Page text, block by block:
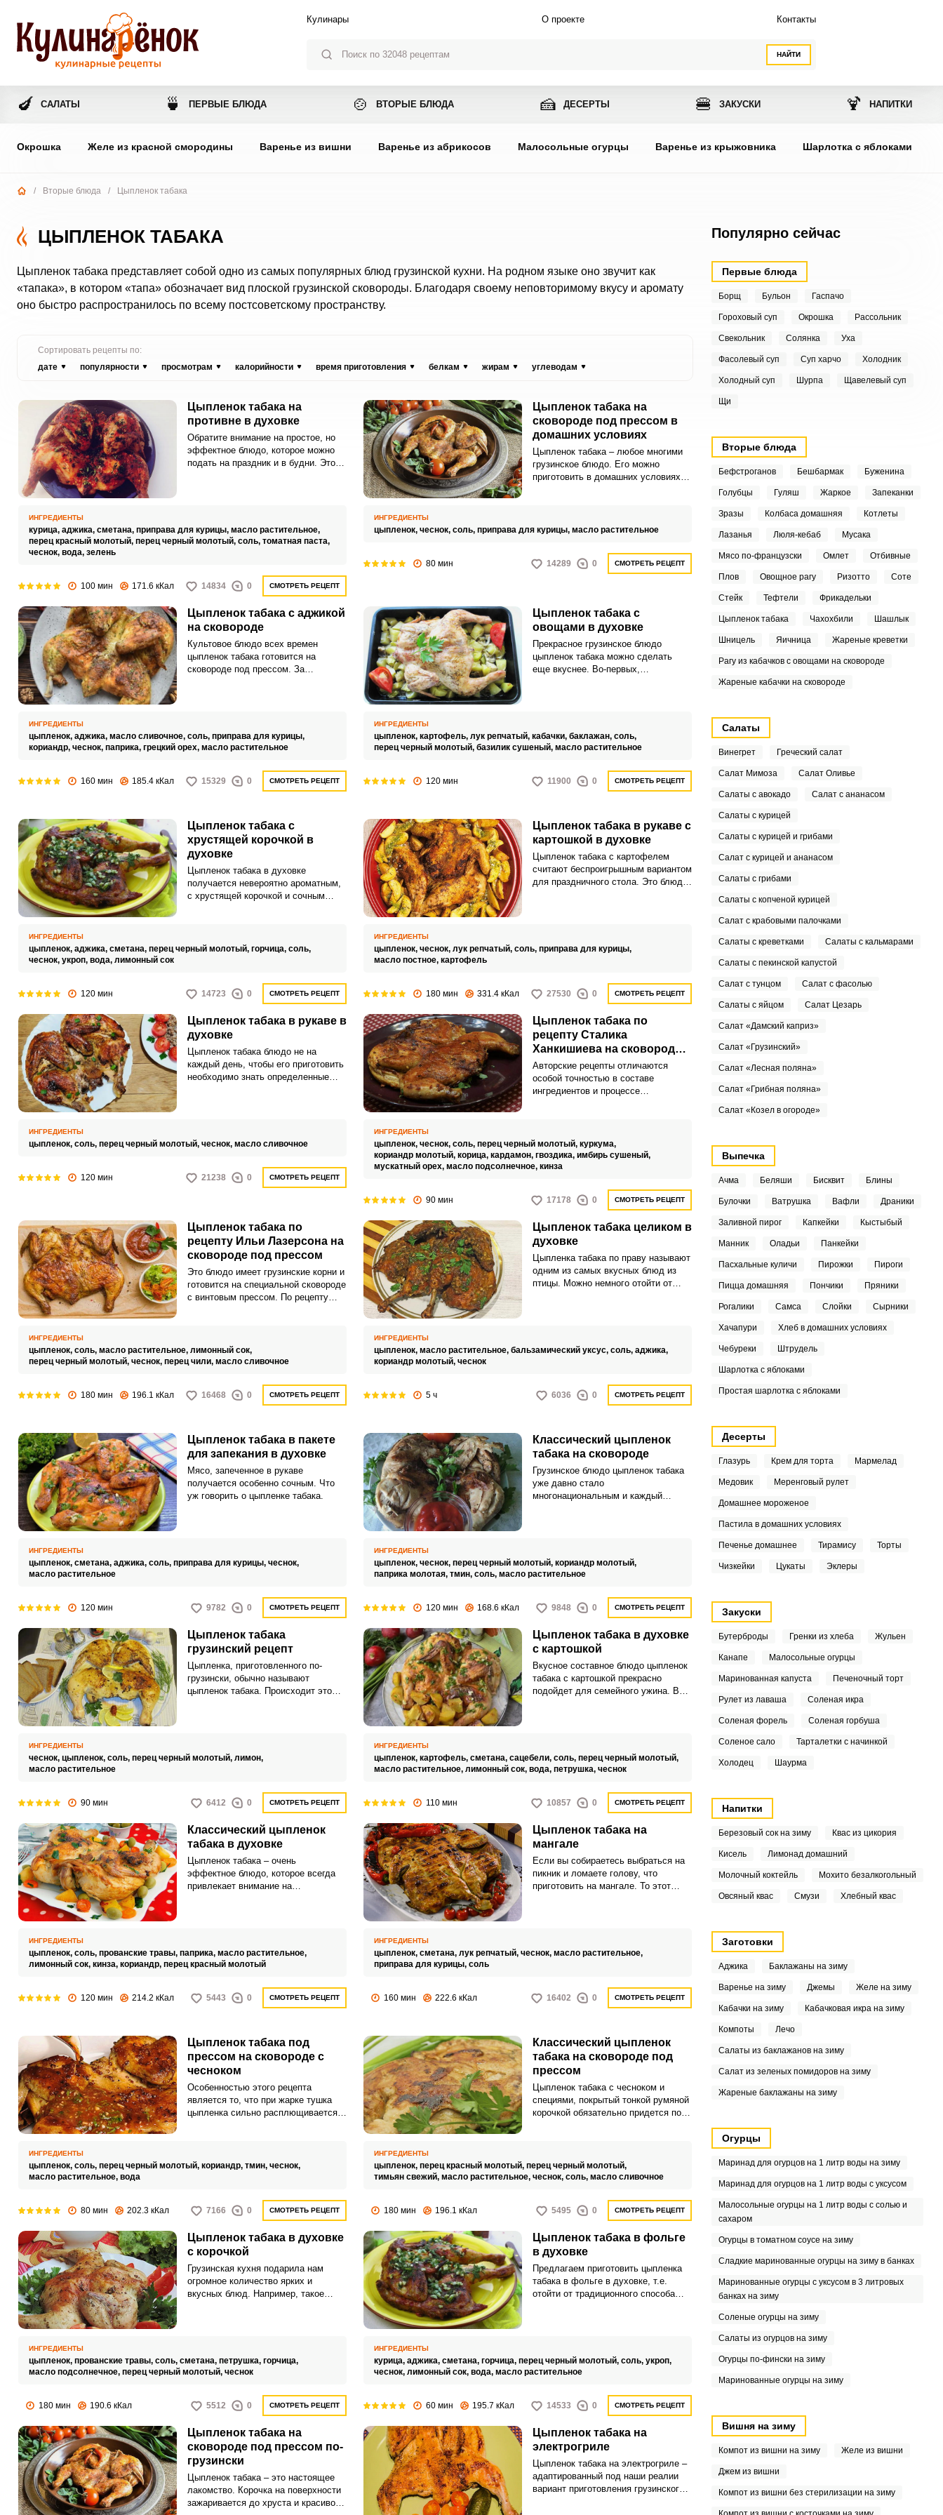
НАЙТИ
Кулинары О проекте Контакты
🍆 САЛАТЫ 🍵 ПЕРВЫЕ БЛЮДА 🍲 ВТОРЫЕ БЛЮДА 🍰 ДЕСЕРТЫ 🍔 ЗАКУСКИ 🍹 НАПИТКИ
Окрошка Желе из красной смородины Варенье из вишни Варенье из абрикосов Малосольные огурцы Варенье из крыжовника Шарлотка с яблоками
/ Вторые блюда / Цыпленок табака
ЦЫПЛЕНОК ТАБАКА
Цыпленок табака представляет собой одно из самых популярных блюд грузинской кухни. На родном языке оно звучит как
«тапака», в котором «тапа» обозначает вид плоской грузинской сковороды. Благодаря своему неповторимому вкусу и аромату
оно быстро распространилось по всему постсоветскому пространству.
Сортировать рецепты по:
дате
популярности просмотрам калорийности время приготовления белкам жирам углеводам
Цыпленок табака на
противне в духовке
Обратите внимание на простое, но
эффектное блюдо, которое можно
подать на праздник и в будни. Это
ИНГРЕДИЕНТЫ
курица, аджика, сметана, приправа для курицы, масло растительное,
перец красный молотый, перец черный молотый, соль, томатная паста,
чеснок, вода, зелень
100 мин 171.6 кКал 14834 0 СМОТРЕТЬ РЕЦЕПТ
Цыпленок табака на
сковороде под прессом в
домашних условиях
Цыпленок табака – любое многими
грузинское блюдо. Его можно
приготовить в домашних условиях
ИНГРЕДИЕНТЫ
цыпленок, чеснок, соль, приправа для курицы, масло растительное
80 мин 14289 0 СМОТРЕТЬ РЕЦЕПТ
Цыпленок табака с аджикой
на сковороде
Культовое блюдо всех времен
цыпленок табака готовится на
сковороде под прессом. За
ИНГРЕДИЕНТЫ
цыпленок, аджика, масло сливочное, соль, приправа для курицы,
кориандр, чеснок, паприка, грецкий орех, масло растительное
160 мин 185.4 кКал 15329 0 СМОТРЕТЬ РЕЦЕПТ
Цыпленок табака с
овощами в духовке
Прекрасное грузинское блюдо
цыпленок табака можно сделать
еще вкуснее. Во-первых,
ИНГРЕДИЕНТЫ
цыпленок, картофель, лук репчатый, кабачки, баклажан, соль,
перец черный молотый, базилик сушеный, масло растительное
120 мин 11900 0 СМОТРЕТЬ РЕЦЕПТ
Цыпленок табака с
хрустящей корочкой в
духовке
Цыпленок табака в духовке
получается невероятно ароматным,
с хрустящей корочкой и сочным
праздничный стол.
ИНГРЕДИЕНТЫ
цыпленок, аджика, сметана, перец черный молотый, горчица, соль,
чеснок, укроп, вода, лимонный сок
120 мин 14723 0 СМОТРЕТЬ РЕЦЕПТ
Цыпленок табака в рукаве с
картошкой в духовке
Цыпленок табака с картофелем
считают беспроигрышным вариантом
для праздничного стола. Это блюдо
ИНГРЕДИЕНТЫ
цыпленок, чеснок, лук репчатый, соль, приправа для курицы,
масло постное, картофель
180 мин 331.4 кКал 27530 0 СМОТРЕТЬ РЕЦЕПТ
Цыпленок табака в рукаве в
духовке
Цыпленок табака блюдо не на
каждый день, чтобы его приготовить
необходимо знать определенные
нежным и сочным.
ИНГРЕДИЕНТЫ
цыпленок, соль, перец черный молотый, чеснок, масло сливочное
120 мин 21238 0 СМОТРЕТЬ РЕЦЕПТ
Цыпленок табака по
рецепту Сталика
Ханкишиева на сковороде
под прессом
Авторские рецепты отличаются
особой точностью в составе
ингредиентов и процессе
ИНГРЕДИЕНТЫ
цыпленок, чеснок, соль, перец черный молотый, куркума,
кориандр молотый, корица, кардамон, гвоздика, имбирь сушеный,
мускатный орех, масло подсолнечное, кинза
90 мин 17178 0 СМОТРЕТЬ РЕЦЕПТ
Цыпленок табака по
рецепту Ильи Лазерсона на
сковороде под прессом
Это блюдо имеет грузинские корни и
готовится на специальной сковороде
с винтовым прессом. По рецепту
домашних условиях.
ИНГРЕДИЕНТЫ
цыпленок, соль, масло растительное, лимонный сок,
перец черный молотый, чеснок, перец чили, масло сливочное
180 мин 196.1 кКал 16468 0 СМОТРЕТЬ РЕЦЕПТ
Цыпленок табака целиком в
духовке
Цыпленка табака по праву называют
одним из самых вкусных блюд из
птицы. Можно немного отойти от
ИНГРЕДИЕНТЫ
цыпленок, масло растительное, бальзамический уксус, соль, аджика,
кориандр молотый, чеснок
5 ч 6036 0 СМОТРЕТЬ РЕЦЕПТ
Цыпленок табака в пакете
для запекания в духовке
Мясо, запеченное в рукаве
получается особенно сочным. Что
уж говорить о цыпленке табака.
ИНГРЕДИЕНТЫ
цыпленок, сметана, аджика, соль, приправа для курицы, чеснок,
масло растительное
120 мин 9782 0 СМОТРЕТЬ РЕЦЕПТ
Классический цыпленок
табака на сковороде
Грузинское блюдо цыпленок табака
уже давно стало
многонациональным и каждый
прессом.
ИНГРЕДИЕНТЫ
цыпленок, чеснок, перец черный молотый, кориандр молотый,
паприка молотая, тмин, соль, масло растительное
120 мин 168.6 кКал 9848 0 СМОТРЕТЬ РЕЦЕПТ
Цыпленок табака
грузинский рецепт
Цыпленка, приготовленного по-
грузински, обычно называют
цыпленок табака. Происходит это
ИНГРЕДИЕНТЫ
чеснок, цыпленок, соль, перец черный молотый, лимон,
масло растительное
90 мин 6412 0 СМОТРЕТЬ РЕЦЕПТ
Цыпленок табака в духовке
с картошкой
Вкусное составное блюдо цыпленок
табака с картошкой прекрасно
подойдет для семейного ужина. Вы
ИНГРЕДИЕНТЫ
цыпленок, картофель, сметана, сацебели, соль, перец черный молотый,
масло растительное, лимонный сок, вода, петрушка, чеснок
110 мин 10857 0 СМОТРЕТЬ РЕЦЕПТ
Классический цыпленок
табака в духовке
Цыпленок табака – очень
эффектное блюдо, которое всегда
привлекает внимание на
образуется хрустящая румяная
корочка.
ИНГРЕДИЕНТЫ
цыпленок, соль, прованские травы, паприка, масло растительное,
лимонный сок, кинза, кориандр, перец красный молотый
120 мин 214.2 кКал 5443 0 СМОТРЕТЬ РЕЦЕПТ
Цыпленок табака на
мангале
Если вы собираетесь выбраться на
пикник и ломаете голову, что
приготовить на мангале. То этот
ИНГРЕДИЕНТЫ
цыпленок, сметана, лук репчатый, чеснок, масло растительное,
приправа для курицы, соль
160 мин 222.6 кКал 16402 0 СМОТРЕТЬ РЕЦЕПТ
Цыпленок табака под
прессом на сковороде с
чесноком
Особенностью этого рецепта
является то, что при жарке тушка
цыпленка сильно расплющивается
получается сочным, а сверху
ИНГРЕДИЕНТЫ
цыпленок, соль, перец черный молотый, кориандр, тмин, чеснок,
масло растительное, вода
80 мин 202.3 кКал 7166 0 СМОТРЕТЬ РЕЦЕПТ
Классический цыпленок
табака на сковороде под
прессом
Цыпленок табака с чесноком и
специями, покрытый тонкой румяной
корочкой обязательно придется по
можно как в духовке, так и на
сковороде.
ИНГРЕДИЕНТЫ
цыпленок, перец красный молотый, перец черный молотый,
тимьян свежий, масло растительное, чеснок, соль, масло сливочное
180 мин 196.1 кКал 5495 0 СМОТРЕТЬ РЕЦЕПТ
Цыпленок табака в духовке
с корочкой
Грузинская кухня подарила нам
огромное количество ярких и
вкусных блюд. Например, такое
ИНГРЕДИЕНТЫ
цыпленок, прованские травы, соль, сметана, петрушка, горчица,
масло подсолнечное, перец черный молотый, чеснок
180 мин 190.6 кКал 5512 0 СМОТРЕТЬ РЕЦЕПТ
Цыпленок табака в фольге
в духовке
Предлагаем приготовить цыпленка
табака в фольге в духовке, т.е.
отойти от традиционного способа
ИНГРЕДИЕНТЫ
курица, аджика, сметана, горчица, перец черный молотый, соль, укроп,
чеснок, лимонный сок, вода, масло растительное
60 мин 195.7 кКал 14533 0 СМОТРЕТЬ РЕЦЕПТ
Цыпленок табака на
сковороде под прессом по-
грузински
Цыпленок табака – это настоящее
лакомство. Корочка на поверхности
зажаривается до хруста и красивого
Цыпленок табака на
электрогриле
Цыпленок табака на электрогриле –
адаптированный под наши реалии
вариант приготовления грузинского
Популярно сейчас
Первые блюда
Борщ Бульон Гаспачо
Гороховый суп Окрошка Рассольник
Свекольник Солянка Уха
Фасолевый суп Суп харчо Холодник
Холодный суп Шурпа Щавелевый суп
Щи
Вторые блюда
Бефстроганов Бешбармак Буженина
Голубцы Гуляш Жаркое Запеканки
Зразы Колбаса домашняя Котлеты
Лазанья Люля-кебаб Мусака
Мясо по-французски Омлет Отбивные
Плов Овощное рагу Ризотто Соте
Стейк Тефтели Фрикадельки
Цыпленок табака Чахохбили Шашлык
Шницель Яичница Жареные креветки
Рагу из кабачков с овощами на сковороде
Жареные кабачки на сковороде
Салаты
Винегрет Греческий салат
Салат Мимоза Салат Оливье
Салаты с авокадо Салат с ананасом
Салаты с курицей
Салаты с курицей и грибами
Салат с курицей и ананасом
Салаты с грибами
Салаты с копченой курицей
Салат с крабовыми палочками
Салаты с креветками Салаты с кальмарами
Салаты с пекинской капустой
Салат с тунцом Салат с фасолью
Салаты с яйцом Салат Цезарь
Салат «Дамский каприз»
Салат «Грузинский»
Салат «Лесная поляна»
Салат «Грибная поляна»
Салат «Козел в огороде»
Выпечка
Ачма Беляши Бисквит Блины
Булочки Ватрушка Вафли Драники
Заливной пирог Капкейки Кыстыбый
Манник Оладьи Панкейки
Пасхальные куличи Пирожки Пироги
Пицца домашняя Пончики Пряники
Рогалики Самса Слойки Сырники
Хачапури Хлеб в домашних условиях
Чебуреки Штрудель
Шарлотка с яблоками
Простая шарлотка с яблоками
Десерты
Глазурь Крем для торта Мармелад
Медовик Меренговый рулет
Домашнее мороженое
Пастила в домашних условиях
Печенье домашнее Тирамису Торты
Чизкейки Цукаты Эклеры
Закуски
Бутерброды Гренки из хлеба Жульен
Канапе Малосольные огурцы
Маринованная капуста Печеночный торт
Рулет из лаваша Соленая икра
Соленая форель Соленая горбуша
Соленое сало Тарталетки с начинкой
Холодец Шаурма
Напитки
Березовый сок на зиму Квас из цикория
Кисель Лимонад домашний
Молочный коктейль Мохито безалкогольный
Овсяный квас Смузи Хлебный квас
Заготовки
Аджика Баклажаны на зиму
Варенье на зиму Джемы Желе на зиму
Кабачки на зиму Кабачковая икра на зиму
Компоты Лечо
Салаты из баклажанов на зиму
Салат из зеленых помидоров на зиму
Жареные баклажаны на зиму
Огурцы
Маринад для огурцов на 1 литр воды на зиму
Маринад для огурцов на 1 литр воды с уксусом
Малосольные огурцы на 1 литр воды с солью и
сахаром
Огурцы в томатном соусе на зиму
Сладкие маринованные огурцы на зиму в банках
Маринованные огурцы с уксусом в 3 литровых
банках на зиму
Соленые огурцы на зиму
Салаты из огурцов на зиму
Огурцы по-фински на зиму
Маринованные огурцы на зиму
Вишня на зиму
Компот из вишни на зиму Желе из вишни
Джем из вишни
Компот из вишни без стерилизации на зиму
Войдите
с помощью социальных сетей:
или
Запомнить меня
ВХОД
ЕЩЕ НЕ ЗАРЕГИСТРИРОВАННЫ?
Забыли пароль?